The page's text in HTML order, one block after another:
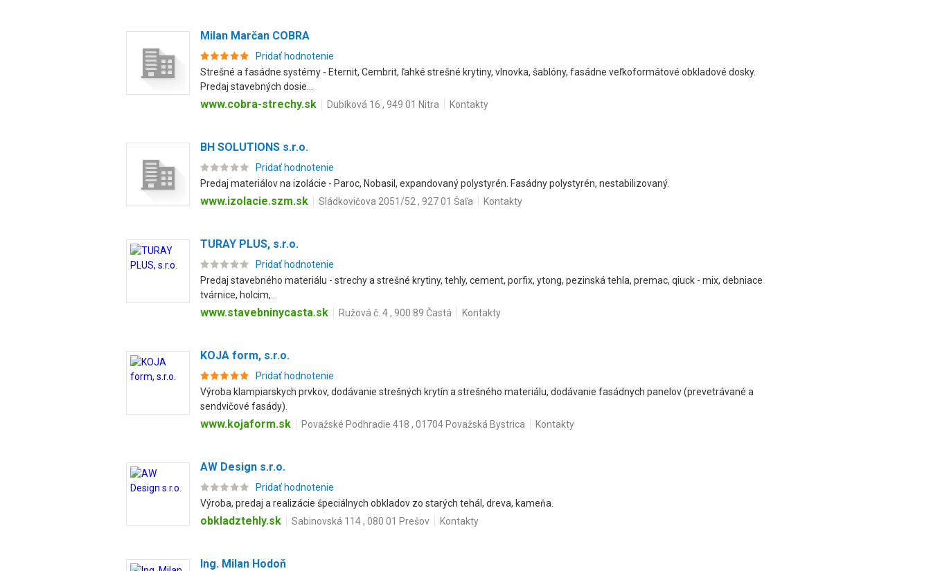
Milan Marčan COBRA
Pridať hodnotenie
Strešné a fasádne systémy - Eternit, Cembrit, ľahké strešné krytiny, vlnovka, šablóny, fasádne veľkoformátové obkladové dosky.
Predaj stavebných dosie...
www.cobra-strechy.sk Dubíková 16 , 949 01 Nitra Kontakty
BH SOLUTIONS s.r.o.
Pridať hodnotenie
Predaj materiálov na izolácie - Paroc, Nobasil, expandovaný polystyrén. Fasádny polystyrén, nestabilizovaný.
www.izolacie.szm.sk Sládkovičova 2051/52 , 927 01 Šaľa Kontakty
TURAY PLUS, s.r.o.
Pridať hodnotenie
Predaj stavebného materiálu - strechy a strešné krytiny, tehly, cement, porfix, ytong, pezinská tehla, premac, qiuck - mix, debniace
tvárnice, holcim,...
www.stavebninycasta.sk Ružová č. 4 , 900 89 Častá Kontakty
KOJA form, s.r.o.
Pridať hodnotenie
Výroba klampiarskych prvkov, dodávanie strešných krytín a strešného materiálu, dodávanie fasádnych panelov (prevetrávané a
sendvičové fasády).
www.kojaform.sk Považské Podhradie 418 , 01704 Považská Bystrica Kontakty
AW Design s.r.o.
Pridať hodnotenie
Výroba, predaj a realizácie špeciálnych obkladov zo starých tehál, dreva, kameňa.
obkladztehly.sk Sabinovská 114 , 080 01 Prešov Kontakty
Ing. Milan Hodoň